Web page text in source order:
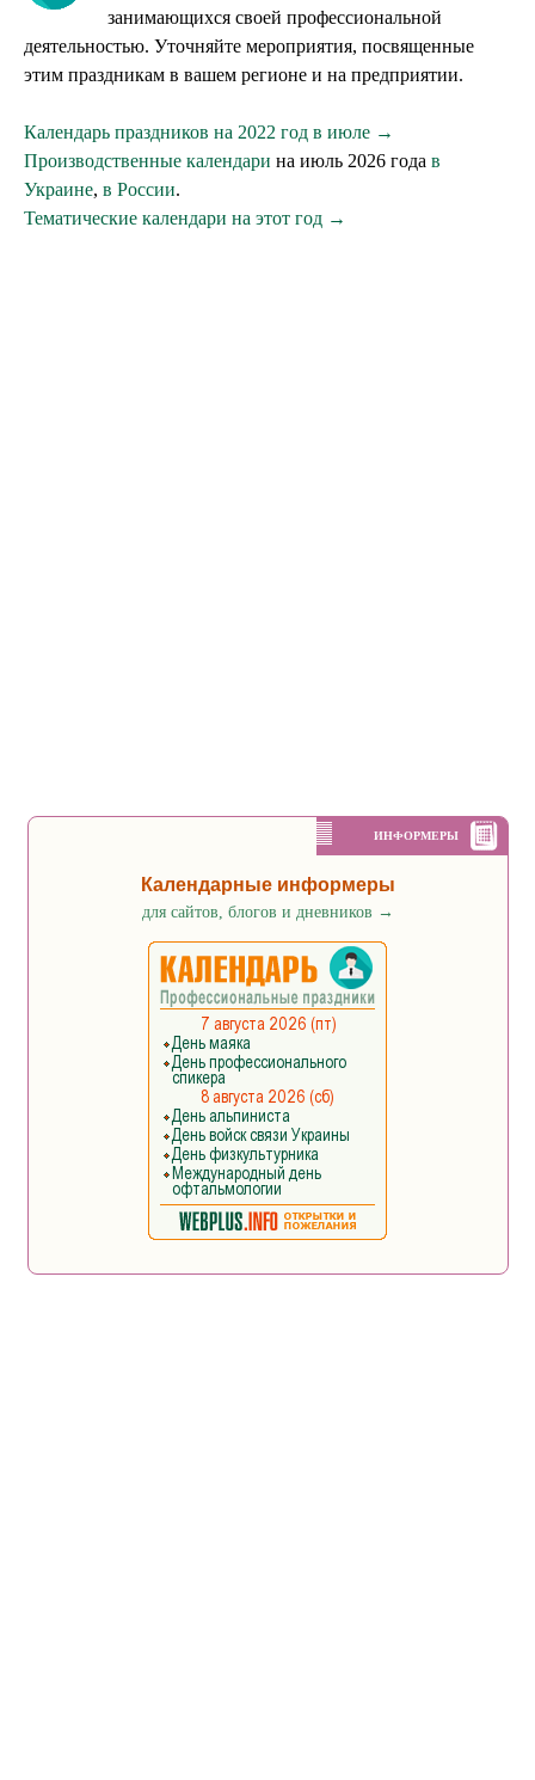
занимающихся своей профессиональной
деятельностью. Уточняйте мероприятия, посвященные
этим праздникам в вашем регионе и на предприятии.
Календарь праздников на 2022 год в июле →
Производственные календари на июль 2026 года в
Украине, в России.
Тематические календари на этот год →
ИНФОРМЕРЫ
Календарные информеры
для сайтов, блогов и дневников →